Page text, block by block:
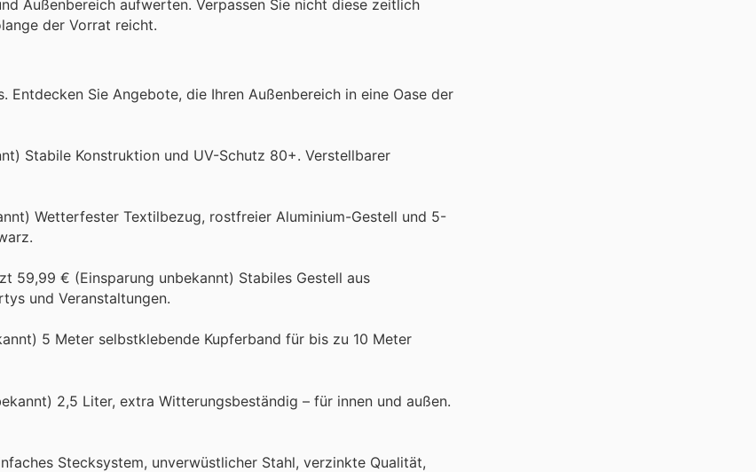
Außenbereich aufwerten. Verpassen Sie nicht diese zeitlich
der Vorrat reicht.
Sie Angebote, die Ihren Außenbereich in eine Oase der
Stabile Konstruktion und UV-Schutz 80+. Verstellbarer
Wetterfester Textilbezug, rostfreier Aluminium-Gestell und 5-
59,99 € (Einsparung unbekannt) Stabiles Gestell aus
und Veranstaltungen.
5 Meter selbstklebende Kupferband für bis zu 10 Meter
2,5 Liter, extra Witterungsbeständig – für innen und außen.
Stecksystem, unverwüstlicher Stahl, verzinkte Qualität,